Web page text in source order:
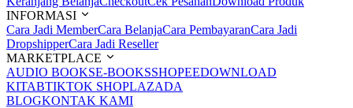
INFORMASI
Cara Jadi MemberCara BelanjaCara PembayaranCara Jadi
DropshipperCara Jadi Reseller
MARKETPLACE
AUDIO BOOKSE-BOOKSSHOPEEDOWNLOAD
KITABTIKTOK SHOPLAZADA
BLOGKONTAK KAMI